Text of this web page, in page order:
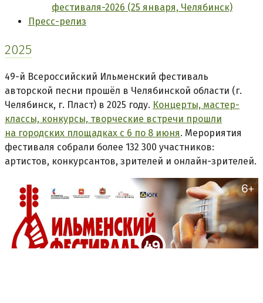
фестиваля-2026 (25 января, Челябинск)
Пресс-релиз
2025
49-й Всероссийский Ильменский фестиваль
авторской песни прошёл в Челябинской области (г.
Челябинск, г. Пласт) в 2025 году. Концерты, мастер-
классы, конкурсы, творческие встречи прошли
на городских площадках с 6 по 8 июня. Мерориятия
фестиваля собрали более 132 300 участников:
артистов, конкурсантов, зрителей и онлайн-зрителей.